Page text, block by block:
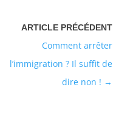
Comment arrêter
l’immigration ? Il suffit de
dire non !